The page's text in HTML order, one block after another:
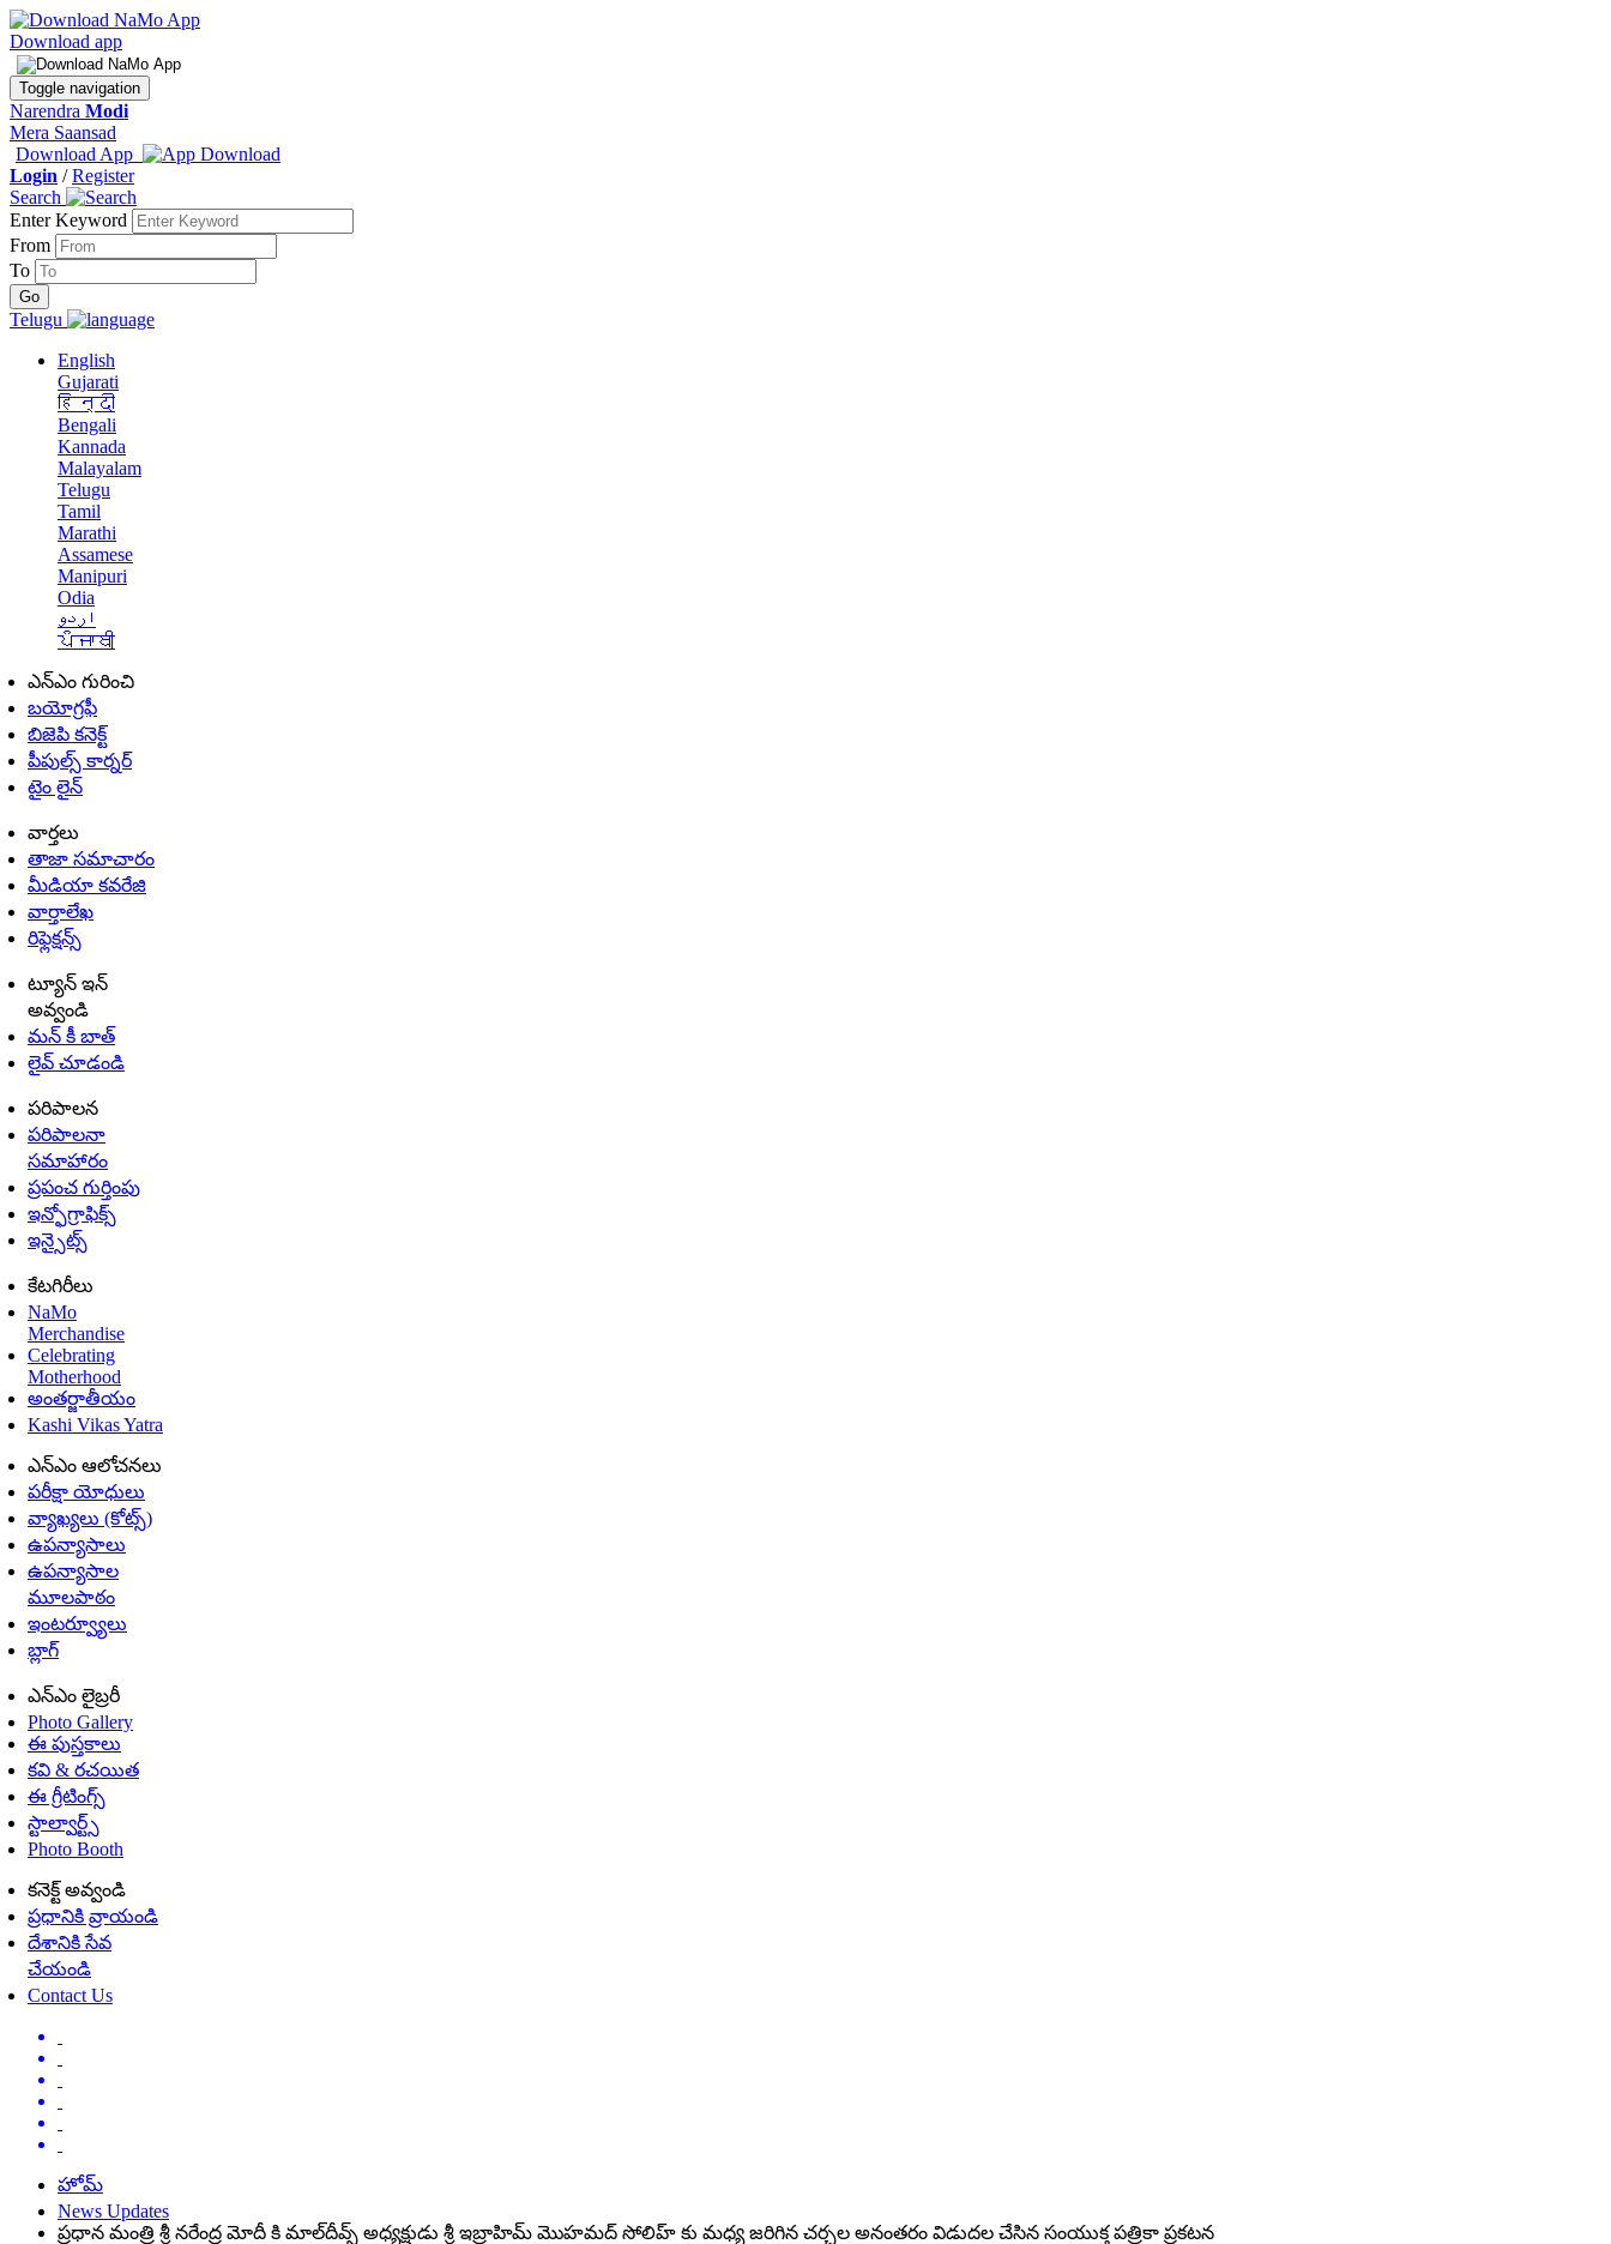
Download app
Toggle navigation
Narendra Modi
Mera Saansad
Download App
Login /Register
Search
Enter Keyword
From
To
Telugu
English
Gujarati
हिन्दी
Bengali
Kannada
Malayalam
Telugu
Tamil
Marathi
Assamese
Manipuri
Odia
اردو
ਪੰਜਾਬੀ
ఎన్ఎం గురించి
బయోగ్రఫీ
బిజెపి కనెక్ట్
పీపుల్స్ కార్నర్
టైం లైన్
వార్తలు
తాజా సమాచారం
మీడియా కవరేజి
వార్తాలేఖ
రిఫ్లెక్షన్స్
ట్యూన్ ఇన్
అవ్వండి
మన్ కీ బాత్
లైవ్ చూడండి
పరిపాలన
పరిపాలనా
సమాహారం
ప్రపంచ గుర్తింపు
ఇన్ఫోగ్రాఫిక్స్
ఇన్సైట్స్
కేటగిరీలు
NaMo
Merchandise
Celebrating
Motherhood
అంతర్జాతీయం
Kashi Vikas Yatra
ఎన్ఎం ఆలోచనలు
పరీక్షా యోధులు
వ్యాఖ్యలు (కోట్స్)
ఉపన్యాసాలు
ఉపన్యాసాల
మూలపాఠం
ఇంటర్వ్యూలు
బ్లాగ్
ఎన్ఎం లైబ్రరీ
Photo Gallery
ఈ పుస్తకాలు
కవి & రచయిత
ఈ గ్రీటింగ్స్
స్టాల్వార్ట్స్
Photo Booth
కనెక్ట్ అవ్వండి
ప్రధానికి వ్రాయండి
దేశానికి సేవ
చేయండి
Contact Us
హోమ్
News Updates
ప్ర‌ధాన మంత్రి శ్రీ న‌రేంద్ర మోదీ కి మాల్‌దీవ్స్ అధ్య‌క్షుడు శ్రీ‌ ఇబ్రాహిమ్ మొహ‌మద్ సోలిహ్ కు మ‌ధ్య జ‌రిగిన చ‌ర్చ‌ల అనంత‌రం విడుద‌ల చేసిన సంయుక్త ప‌త్రికా ప్ర‌క‌ట‌న‌